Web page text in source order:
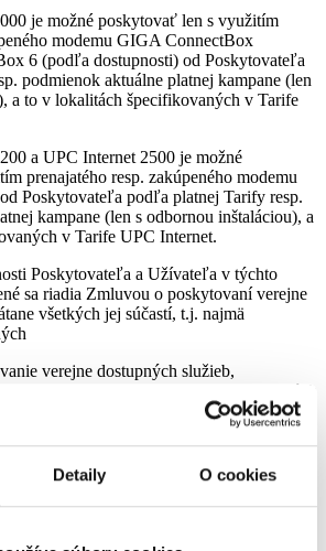
Detaily O cookies
je možné poskytovať len s využitím
modemu GIGA ConnectBox
6 (podľa dostupnosti) od Poskytovateľa
podmienok aktuálne platnej kampane (len
a to v lokalitách špecifikovaných v Tarife
a UPC Internet 2500 je možné
prenajatého resp. zakúpeného modemu
Poskytovateľa podľa platnej Tarify resp.
kampane (len s odbornou inštaláciou), a
v Tarife UPC Internet.
Poskytovateľa a Užívateľa v týchto
sa riadia Zmluvou o poskytovaní verejne
všetkých jej súčastí, t.j. najmä
verejne dostupných služieb,
Tarify UPC Internet a Tarify jednorazových
kampane predstavujú mesačné
služieb podľa týchto podmienok kampane a
podľa aktuálne platných právnych